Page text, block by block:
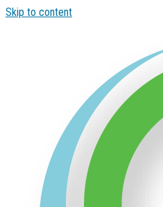
Skip to content